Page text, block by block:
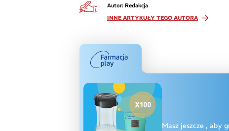
Autor: Redakcja
INNE ARTYKUŁY TEGO AUTORA
Masz jeszcze , aby